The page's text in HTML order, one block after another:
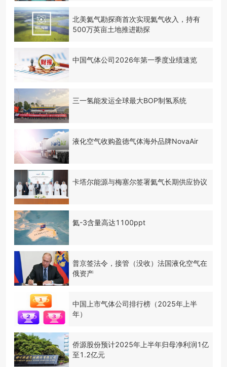
北美氦气勘探商首次实现氦气收入，持有
500万英亩土地推进勘探
中国气体公司2026年第一季度业绩速览
三一氢能发运全球最大BOP制氢系统
液化空气收购盈德气体海外品牌NovaAir
卡塔尔能源与梅塞尔签署氦气长期供应协议
氦-3含量高达1100ppt
普京签法令，接管（没收）法国液化空气在
俄资产
中国上市气体公司排行榜（2025年上半
年）
侨源股份预计2025年上半年归母净利润1亿
至1.2亿元